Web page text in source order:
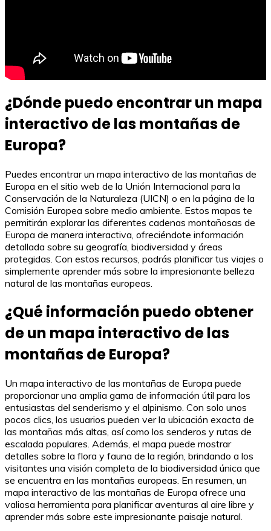
¿Dónde puedo encontrar un mapa
interactivo de las montañas de
Europa?
Puedes encontrar un mapa interactivo de las montañas de
Europa en el sitio web de la Unión Internacional para la
Conservación de la Naturaleza (UICN) o en la página de la
Comisión Europea sobre medio ambiente. Estos mapas te
permitirán explorar las diferentes cadenas montañosas de
Europa de manera interactiva, ofreciéndote información
detallada sobre su geografía, biodiversidad y áreas
protegidas. Con estos recursos, podrás planificar tus viajes o
simplemente aprender más sobre la impresionante belleza
natural de las montañas europeas.
¿Qué información puedo obtener
de un mapa interactivo de las
montañas de Europa?
Un mapa interactivo de las montañas de Europa puede
proporcionar una amplia gama de información útil para los
entusiastas del senderismo y el alpinismo. Con solo unos
pocos clics, los usuarios pueden ver la ubicación exacta de
las montañas más altas, así como los senderos y rutas de
escalada populares. Además, el mapa puede mostrar
detalles sobre la flora y fauna de la región, brindando a los
visitantes una visión completa de la biodiversidad única que
se encuentra en las montañas europeas. En resumen, un
mapa interactivo de las montañas de Europa ofrece una
valiosa herramienta para planificar aventuras al aire libre y
aprender más sobre este impresionante paisaje natural.